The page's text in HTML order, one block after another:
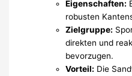
Eigenschaften:
robusten
Zielgruppe:
direkten und
bevorzugen.
Vorteil: Die